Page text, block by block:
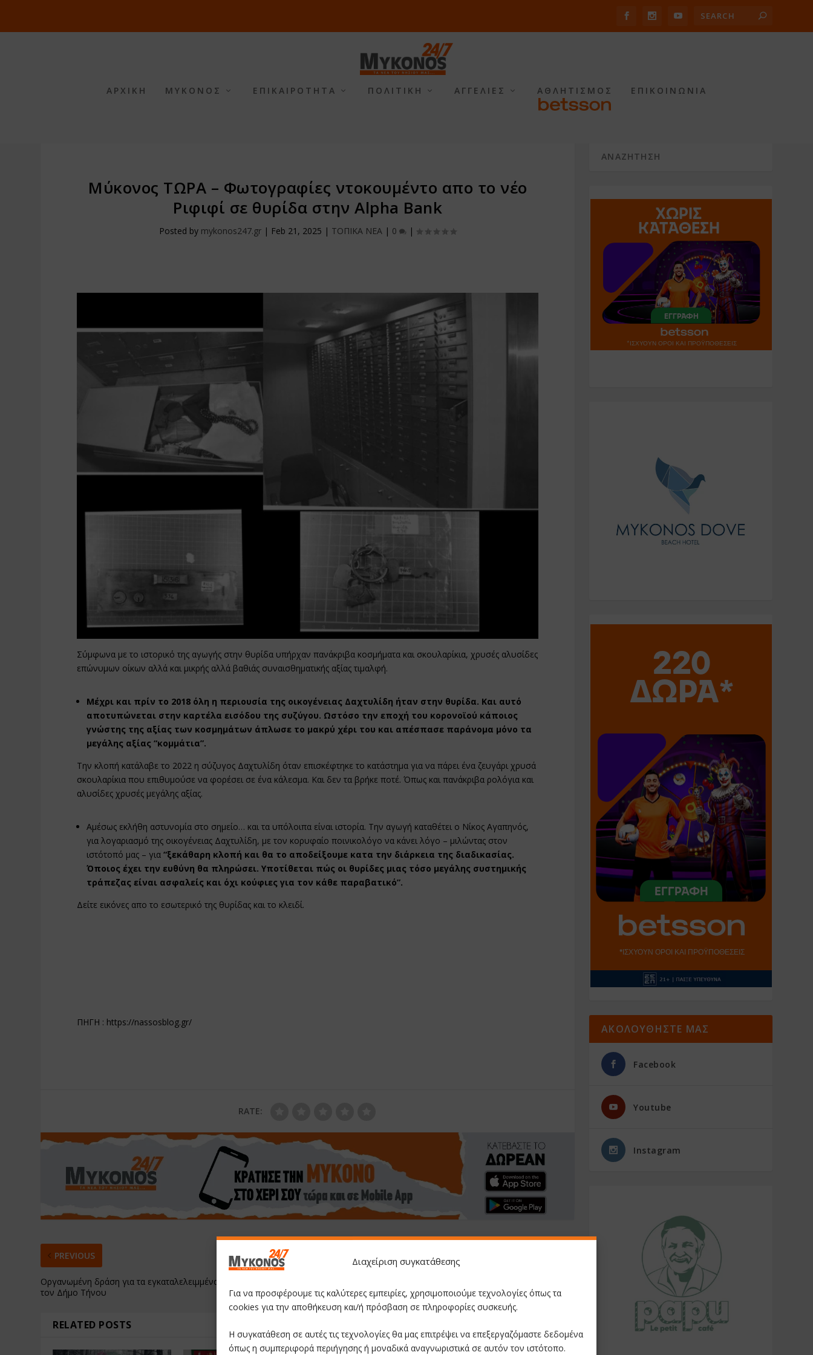
Διαχείριση συγκατάθεσης
Για να προσφέρουμε τις καλύτερες εμπειρίες, χρησιμοποιούμε τεχνολογίες όπως τα
cookies για την αποθήκευση και/ή πρόσβαση σε πληροφορίες συσκευής.
Η συγκατάθεση σε αυτές τις τεχνολογίες θα μας επιτρέψει να επεξεργαζόμαστε δεδομένα
όπως η συμπεριφορά περιήγησης ή μοναδικά αναγνωριστικά σε αυτόν τον ιστότοπο.
ΑΡΧΙΚΗ ΜΥΚΟΝΟΣ ΕΠΙΚΑΙΡΟΤΗΤΑ ΠΟΛΙΤΙΚΗ ΑΓΓΕΛΙΕΣ ΑΘΛΗΤΙΣΜΟΣ ΕΠΙΚΟΙΝΩΝΙΑ
Μύκονος ΤΩΡΑ – Φωτογραφίες ντοκουμέντο απο το νέο
Ριφιφί σε θυρίδα στην Alpha Bank
Posted by mykonos247.gr | Feb 21, 2025 | ΤΟΠΙΚΑ ΝΕΑ | 0 |
Σύμφωνα με το ιστορικό της αγωγής στην θυρίδα υπήρχαν πανάκριβα κοσμήματα και σκουλαρίκια, χρυσές αλυσίδες
επώνυμων οίκων αλλά και μικρής αλλά βαθιάς συναισθηματικής αξίας τιμαλφή.
Μέχρι και πρίν το 2018 όλη η περιουσία της οικογένειας Δαχτυλίδη ήταν στην θυρίδα. Και αυτό
αποτυπώνεται στην καρτέλα εισόδου της συζύγου. Ωστόσο την εποχή του κορονοϊού κάποιος
γνώστης της αξίας των κοσμημάτων άπλωσε το μακρύ χέρι του και απέσπασε παράνομα μόνο τα
μεγάλης αξίας “κομμάτια”.
Την κλοπή κατάλαβε το 2022 η σύζυγος Δαχτυλίδη όταν επισκέφτηκε το κατάστημα για να πάρει ένα ζευγάρι χρυσά
σκουλαρίκια που επιθυμούσε να φορέσει σε ένα κάλεσμα. Και δεν τα βρήκε ποτέ. Όπως και πανάκριβα ρολόγια και
αλυσίδες χρυσές μεγάλης αξίας.
Αμέσως εκλήθη αστυνομία στο σημείο… και τα υπόλοιπα είναι ιστορία. Την αγωγή καταθέτει ο Νίκος Αγαπηνός,
για λογαριασμό της οικογένειας Δαχτυλίδη, με τον κορυφαίο ποινικολόγο να κάνει λόγο – μιλώντας στον
ιστότοπό μας – για “ξεκάθαρη κλοπή και θα το αποδείξουμε κατα την διάρκεια της διαδικασίας.
Όποιος έχει την ευθύνη θα πληρώσει. Υποτίθεται πώς οι θυρίδες μιας τόσο μεγάλης συστημικής
τράπεζας είναι ασφαλείς και όχι κούφιες για τον κάθε παραβατικό”.
Δείτε εικόνες απο το εσωτερικό της θυρίδας και το κλειδί.
ΠΗΓΗ : https://nassosblog.gr/
RATE:
PREVIOUS
Οργανωμένη δράση για τα εγκαταλελειμμένα οχήματα από
τον Δήμο Τήνου
εισαγωγής μαθητών της Αμοργού σε ΑΕΙ
RELATED POSTS
ΑΚΟΛΟΥΘΗΣΤΕ ΜΑΣ
Facebook
Youtube
Instagram